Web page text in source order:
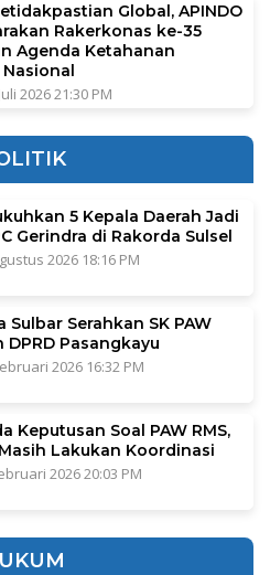
Global, APINDO
Rakerkonas ke-35
Agenda Ketahanan
2026 21:30 PM
5 Kepala Daerah Jadi
Gerindra di Rakorda Sulsel
2026 18:16 PM
Sulbar Serahkan SK PAW
DPRD Pasangkayu
2026 16:32 PM
Keputusan Soal PAW RMS,
Lakukan Koordinasi
2026 20:03 PM